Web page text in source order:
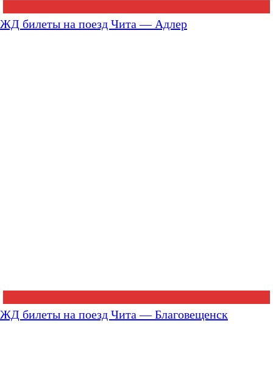
ЖД билеты на поезд Чита — Адлер
ЖД билеты на поезд Чита — Благовещенск